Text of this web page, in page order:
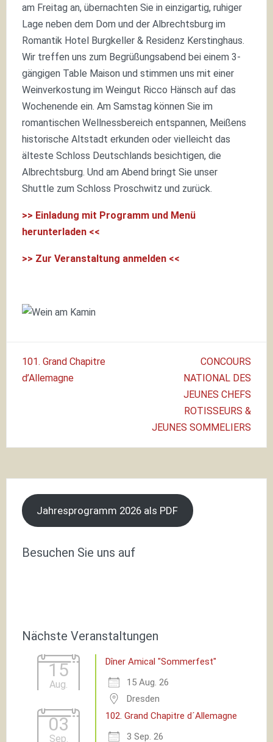
am Freitag an, übernachten Sie in einzigartig, ruhiger
Lage neben dem Dom und der Albrechtsburg im
Romantik Hotel Burgkeller & Residenz Kerstinghaus.
Wir treffen uns zum Begrüßungsabend bei einem 3-
gängigen Table Maison und stimmen uns mit einer
Weinverkostung im Weingut Ricco Hänsch auf das
Wochenende ein. Am Samstag können Sie im
romantischen Wellnessbereich entspannen, Meißens
historische Altstadt erkunden oder vielleicht das
älteste Schloss Deutschlands besichtigen, die
Albrechtsburg. Und am Abend bringt Sie unser
Shuttle zum Schloss Proschwitz und zurück.
>> Einladung mit Programm und Menü
herunterladen <<
>> Zur Veranstaltung anmelden <<
101. Grand Chapitre
d’Allemagne
CONCOURS
NATIONAL DES
JEUNES CHEFS
ROTISSEURS &
JEUNES SOMMELIERS
Jahresprogramm 2026 als PDF
Besuchen Sie uns auf
Nächste Veranstaltungen
15
Aug.
Dîner Amical "Sommerfest"
15 Aug. 26
Dresden
03
Sep.
102. Grand Chapitre d´Allemagne
3 Sep. 26